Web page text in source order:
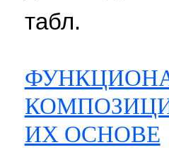
табл.
ИХ ОСНОВЕ